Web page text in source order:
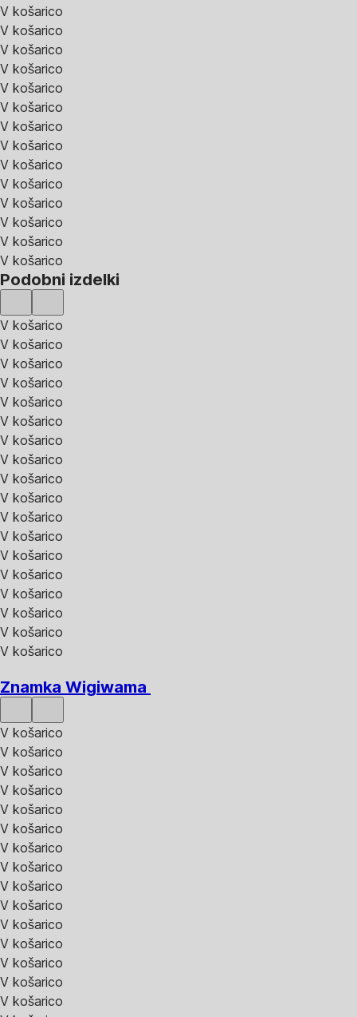
V košarico
V košarico
V košarico
V košarico
V košarico
V košarico
V košarico
V košarico
V košarico
V košarico
V košarico
V košarico
V košarico
V košarico
Podobni izdelki
V košarico
V košarico
V košarico
V košarico
V košarico
V košarico
V košarico
V košarico
V košarico
V košarico
V košarico
V košarico
V košarico
V košarico
V košarico
V košarico
V košarico
V košarico
Znamka Wigiwama
V košarico
V košarico
V košarico
V košarico
V košarico
V košarico
V košarico
V košarico
V košarico
V košarico
V košarico
V košarico
V košarico
V košarico
V košarico